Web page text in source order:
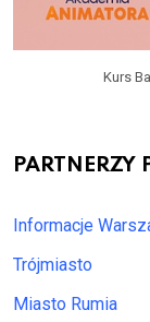
Kurs
PARTNERZY
Informacje
Trójmiasto
Miasto Rumia